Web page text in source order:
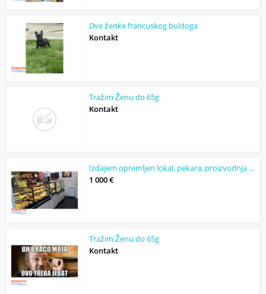
Dve ženke francuskog buldoga
Kontakt
Tražim Ženu do 65g
Kontakt
Izdajem opremljen lokal, pekara, proizvodnja kolača, kuhinja
1 000 €
Tražim Ženu do 65g
Kontakt